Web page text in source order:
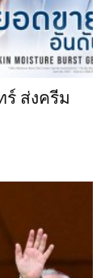
ร์ ส่งครีม